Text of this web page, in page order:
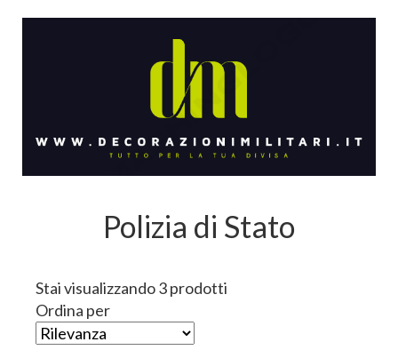
Polizia di Stato
Stai visualizzando 3 prodotti
Ordina per